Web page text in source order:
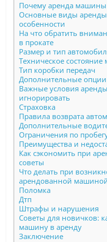
Почему аренда
Основные виды
особенности
На что обратить
в прокате
Размер и тип
Техническое
Тип коробки передач
Дополнительные
Важные условия
игнорировать
Страховка
Правила возврата
Дополнительные
Ограничения по
Преимущества и
Как сэкономить при
советы
Что делать при
арендованной
Поломка
Дтп
Штрафы и нарушения
Советы для новичков:
машину в аренду
Заключение